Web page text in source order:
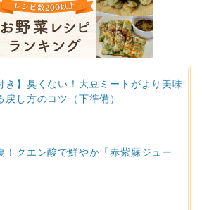
き】臭くない！大豆ミートがより美味
戻し方のコツ（下準備）
！クエン酸で鮮やか「赤紫蘇ジュー